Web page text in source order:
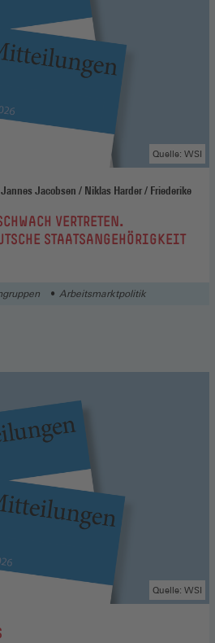
VERTRETEN.
STAATSANGEHÖRIGKEIT
Quelle: WSI
Arbeitsmarktpolitik
Quelle: WSI